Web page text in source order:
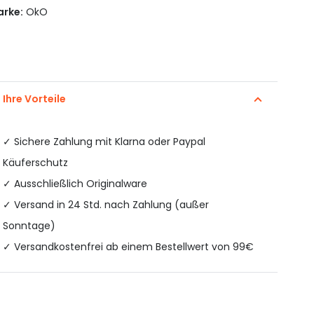
OkO
Ihre Vorteile
✓ Sichere Zahlung mit Klarna oder Paypal
Käuferschutz
✓ Ausschließlich Originalware
✓ Versand in 24 Std. nach Zahlung (außer
Sonntage)
✓ Versandkostenfrei ab einem Bestellwert von 99€